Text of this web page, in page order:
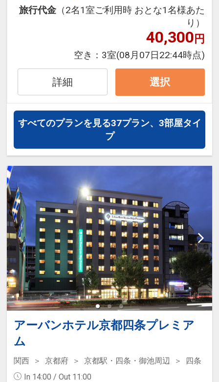
「食事なしプラン」と「朝食付プラン」
●「食事なしプラン」と「朝食付プラ
※ご覧のページがどちらかを【食事条
件】の項目でご確認のうえ、予約にお進
み下さい。
設定期間：2026年4月1日～2026年9月
インターネットコース番号：DP-1-
17508718
３０日前までのご予約でお得に宿泊！
早期予約限定！３０日前までのご予約が
※本プランは３０日前までの受付限定で
２９日前以降の宿泊条件の変更（部屋、
件・内容 等）はできません。
ホテルポイント
ロビーにて自由にお取りいただけます。
●ウェルカムドリンクをご用意
セルフサービス/１４：００～２３：０
●スマートテレビ完備
※旅行代金に含まれます。
「食事なしプラン」と「朝食付プラン」
をご用意しています。
●「食事なしプラン」と「朝食付プラ
ン」を掲載しています。
※ご覧のページがどちらかを
件】 の項目でご確認のうえ、予約にお進
み下さい。
旅行代金 （2名1室ご利用時 おとな1名様あた
り）
40,300円
空き： 3室(08月07日22:44時点)
詳細 選択
すべてのプランを見る37プラン、3部屋タイ
プ
アーバンホテル京都四条プレミア
ム
関西 京都府 京都駅・四条・御池周辺
四条
In 14:00 / Out 11:00